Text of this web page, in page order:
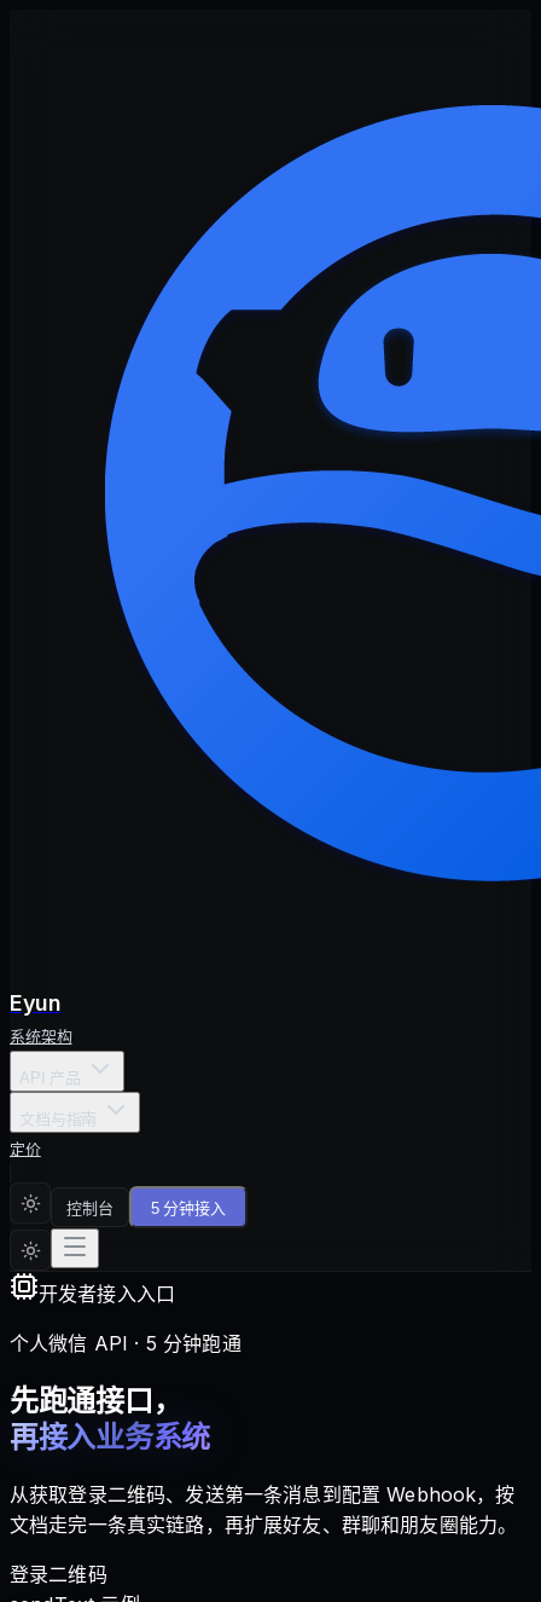
Eyun
系统架构
API 产品
文档与指南
定价
控制台 5 分钟接入
开发者接入入口
个人微信 API · 5 分钟跑通
先跑通接口，
再接入业务系统
从获取登录二维码、发送第一条消息到配置 Webhook，按
文档走完一条真实链路，再扩展好友、群聊和朋友圈能力。
登录二维码